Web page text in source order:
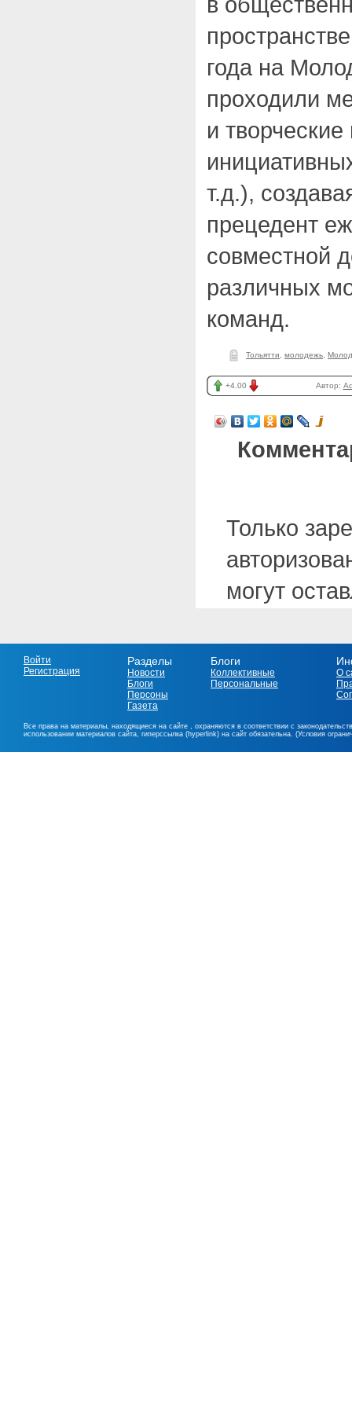
года на
проходили
и
т.д.),
прецедент
совместной
различных
команд.
Тольятти молодежь
+4.00 Автор:
Только
могут
Войти
Регистрация
Разделы
Новости
Блоги
Персоны
Газета
Блоги
Коллективные
Персональные
О
Все права на материалы, находящиеся на сайте , охраняются в соответствии с
использовании материалов сайта, гиперссылка (hyperlink) на сайт обязательна. (Условия